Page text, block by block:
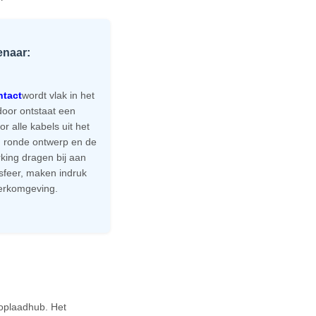
wordt vlak in het
ontstaat een
alle kabels uit het
ontwerp en de
dragen bij aan
maken indruk
Het